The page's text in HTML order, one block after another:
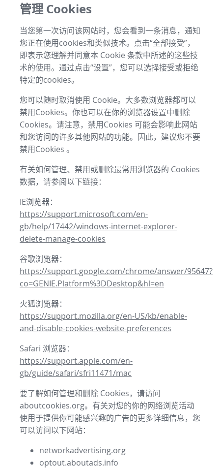
管理 Cookies
当您第一次访问该网站时，您会看到一条消息，通知
您正在使用cookies和类似技术。点击“全部接受”，
即表示您理解并同意本 Cookie 条款中所述的这些技
术的使用。通过点击“设置”，您可以选择接受或拒绝
特定的cookies。
您可以随时取消使用 Cookie。大多数浏览器都可以
禁用Cookies。你也可以在你的浏览器设置中删除
Cookies。请注意，禁用Cookies 可能会影响此网站
和您访问的许多其他网站的功能。因此，建议您不要
禁用Cookies 。
有关如何管理、禁用或删除最常用浏览器的 Cookies
数据，请参阅以下链接：
IE浏览器：
https://support.microsoft.com/en-
gb/help/17442/windows-internet-explorer-
delete-manage-cookies
谷歌浏览器：
https://support.google.com/chrome/answer/95647?
co=GENIE.Platform%3DDesktop&hl=en
火狐浏览器：
https://support.mozilla.org/en-US/kb/enable-
and-disable-cookies-website-preferences
Safari 浏览器：
https://support.apple.com/en-
gb/guide/safari/sfri11471/mac
要了解如何管理和删除 Cookies，请访问
aboutcookies.org。有关对您的你的网络浏览活动
使用于提供你可能感兴趣的广告的更多详细信息，您
可以访问以下网站：
networkadvertising.org
optout.aboutads.info